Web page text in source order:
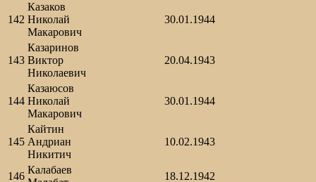
142
Казаков
Николай
Макарович
30.01.1944
143
Казаринов
Виктор
Николаевич
20.04.1943
144
Казаюсов
Николай
Макарович
30.01.1944
145
Кайтин
Андриан
Никитич
10.02.1943
146
Калабаев
18.12.1942